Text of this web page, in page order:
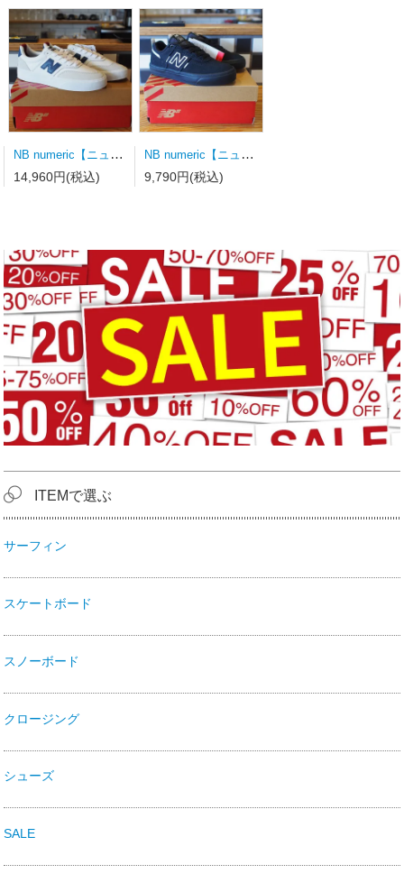
NB numeric【ニューバランス】スケートシューズ UN340WVS
14,960円(税込)
NB numeric【ニューバランス】スケートシューズ Y306BSD キッズ
9,790円(税込)
ITEMで選ぶ
サーフィン
スケートボード
スノーボード
クロージング
シューズ
SALE